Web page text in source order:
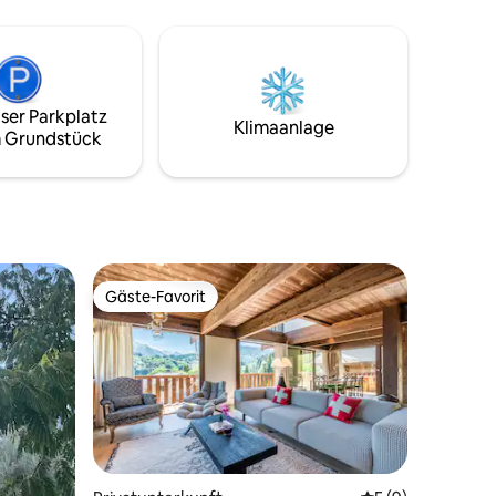
Küche,
eine
Sauna,
inklusive
der Terrasse auf. Grille mit deinen Lieben
oder versammle dich einfach um die
Feuerstelle.
Parkplatz
Grundstück
Klimaanlage
Gäste-Favorit
Gäste-Favorit